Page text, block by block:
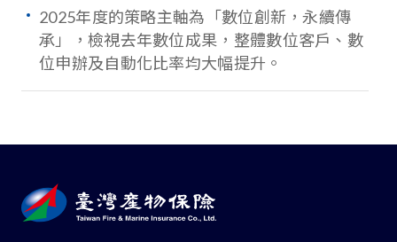
2025年度的策略主軸為「數位創新，永續傳
承」，檢視去年數位成果，整體數位客戶、數
位申辦及自動化比率均大幅提升。